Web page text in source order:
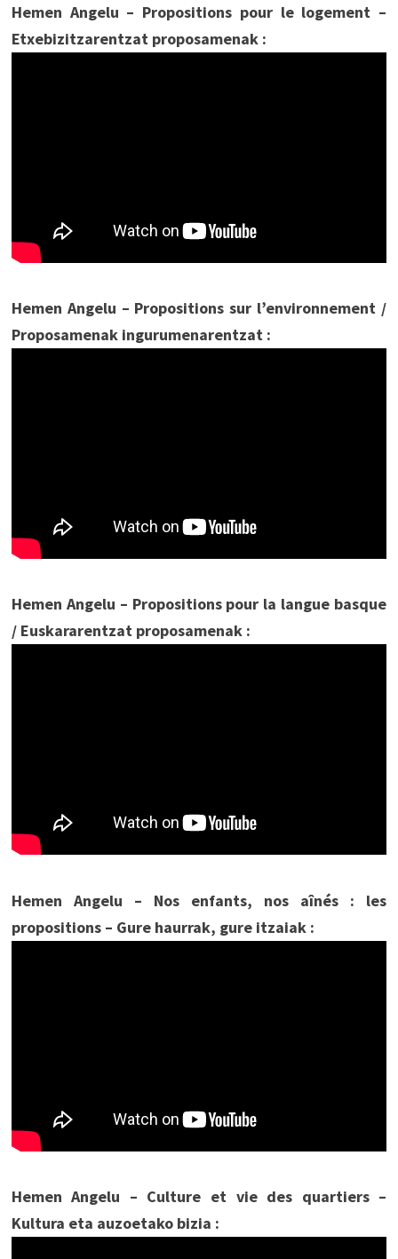
Hemen Angelu – Propositions pour le logement –
Etxebizitzarentzat proposamenak :
Hemen Angelu – Propositions sur l’environnement /
Proposamenak ingurumenarentzat :
Hemen Angelu – Propositions pour la langue basque
/ Euskararentzat proposamenak :
Hemen Angelu – Nos enfants, nos aînés : les
propositions – Gure haurrak, gure itzaiak :
Hemen Angelu – Culture et vie des quartiers –
Kultura eta auzoetako bizia :